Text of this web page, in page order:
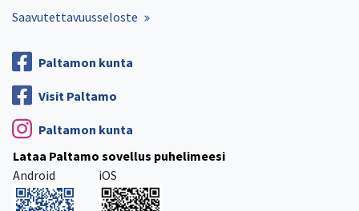
Saavutettavuusseloste
Paltamon kunta
Visit Paltamo
Paltamon kunta
Lataa Paltamo sovellus puhelimeesi
Android
iOS